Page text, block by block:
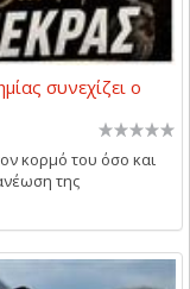
συνεχίζει ο
κορμό του όσο και
της